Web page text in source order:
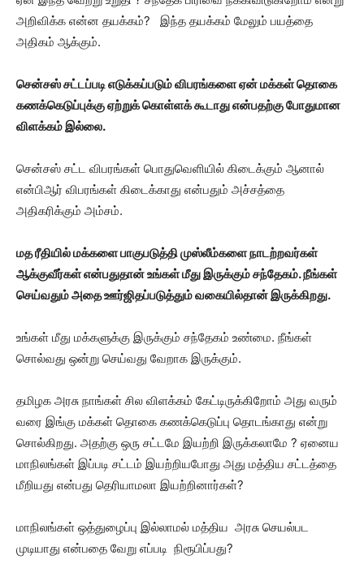
அறிவிக்க என்ன தயக்கம்? இந்த தயக்கம் மேலும் பயத்தை
அதிகம் ஆக்கும்.
சென்சஸ் சட்டப்படி எடுக்கப்படும் விபரங்களை ஏன் மக்கள் தொகை
கணக்கெடுப்புக்கு ஏற்றுக் கொள்ளக் கூடாது என்பதற்கு போதுமான
விளக்கம் இல்லை.
சென்சஸ் சட்ட விபரங்கள் பொதுவெளியில் கிடைக்கும் ஆனால்
என்பிஆர் விபரங்கள் கிடைக்காது என்பதும் அச்சத்தை
அதிகரிக்கும் அம்சம்.
மத ரீதியில் மக்களை பாகுபடுத்தி முஸ்லீம்களை நாடற்றவர்கள்
ஆக்குவீர்கள் என்பதுதான் உங்கள் மீது இருக்கும் சந்தேகம். நீங்கள்
செய்வதும் அதை ஊர்ஜிதப்படுத்தும் வகையில்தான் இருக்கிறது.
உங்கள் மீது மக்களுக்கு இருக்கும் சந்தேகம் உண்மை. நீங்கள்
சொல்வது ஒன்று செய்வது வேறாக இருக்கும்.
தமிழக அரசு நாங்கள் சில விளக்கம் கேட்டிருக்கிறோம் அது வரும்
வரை இங்கு மக்கள் தொகை கணக்கெடுப்பு தொடங்காது என்று
சொல்கிறது. அதற்கு ஒரு சட்டமே இயற்றி இருக்கலாமே ? ஏனைய
மாநிலங்கள் இப்படி சட்டம் இயற்றியபோது அது மத்திய சட்டத்தை
மீறியது என்பது தெரியாமலா இயற்றினார்கள்?
மாநிலங்கள் ஒத்துழைப்பு இல்லாமல் மத்திய அரசு செயல்பட
முடியாது என்பதை வேறு எப்படி நிரூபிப்பது?